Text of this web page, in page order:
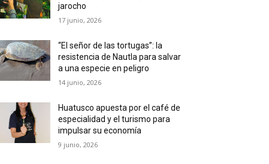
jarocho
17 junio, 2026
“El señor de las tortugas”: la
resistencia de Nautla para salvar
a una especie en peligro
14 junio, 2026
Huatusco apuesta por el café de
especialidad y el turismo para
impulsar su economía
9 junio, 2026